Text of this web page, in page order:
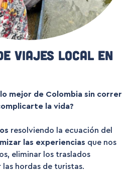
viajes local en
mejor de Colombia sin correr
la vida?
resolviendo la ecuación del
las experiencias que nos
eliminar los traslados
hordas de turistas.